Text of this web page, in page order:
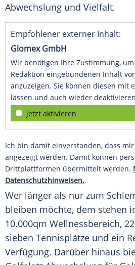
Abwechslung und Vielfalt.
Empfohlener externer Inhalt:
Glomex GmbH
Wir benötigen Ihre Zustimmung,
Redaktion eingebundenen Inhalt
anzuzeigen. Sie können diesen mit
lassen und auch wieder
jetzt aktivieren
Ich bin damit einverstanden, dass
angezeigt werden. Damit können
Drittplattformen übermittelt werden.
Datenschutzhinweisen.
Wer länger als nur zum
bleiben möchte, dem stehen
10.000qm Wellnessbereich,
sieben Tennisplätze und ein
Verfügung. Darüber hinaus